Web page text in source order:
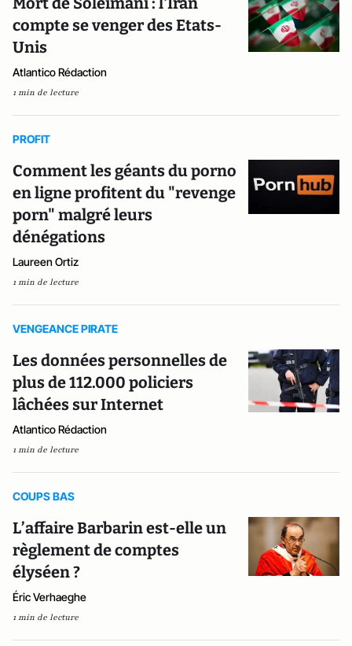
compte se venger des Etats-
Unis
Atlantico Rédaction
1 min de lecture
PROFIT
Comment les géants du porno
en ligne profitent du "revenge
porn" malgré leurs
dénégations
Laureen Ortiz
1 min de lecture
VENGEANCE PIRATE
Les données personnelles de
plus de 112.000 policiers
lâchées sur Internet
Atlantico Rédaction
1 min de lecture
COUPS BAS
L’affaire Barbarin est-elle un
règlement de comptes
élyséen ?
Éric Verhaeghe
1 min de lecture